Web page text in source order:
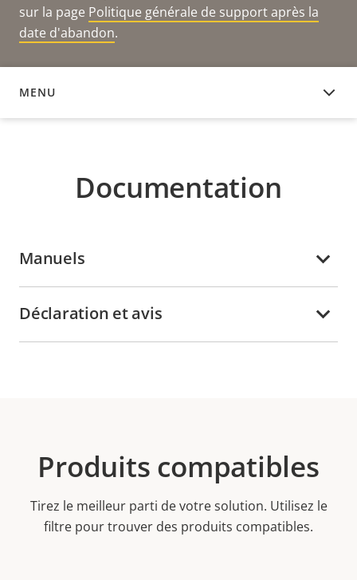
sur la page Politique générale de support après la
date d'abandon.
MENU
DOCUMENTATION
Documentation
Manuels
Déclaration et avis
Produits compatibles
Tirez le meilleur parti de votre solution. Utilisez le
filtre pour trouver des produits compatibles.